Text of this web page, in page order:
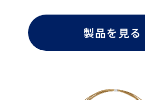
製品を見る